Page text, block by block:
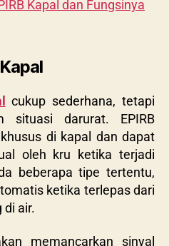
Kapal dan Fungsinya
cukup sederhana, tetapi
situasi darurat. EPIRB
di kapal dan dapat
oleh kru ketika terjadi
beberapa tipe tertentu,
ketika terlepas dari
di air.
memancarkan sinyal